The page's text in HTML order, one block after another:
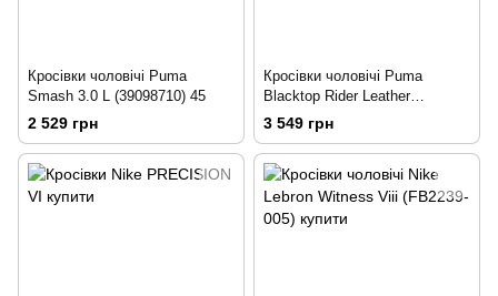
Кросівки чоловічі Puma
Smash 3.0 L (39098710) 45
2 529 грн
Кросівки чоловічі Puma
Blacktop Rider Leather
(39382301) 45
3 549 грн